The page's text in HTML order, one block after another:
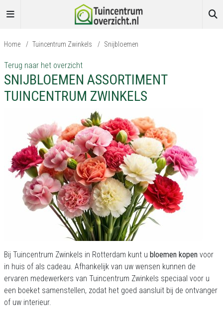
Home / Tuincentrum Zwinkels / Snijbloemen
Terug naar het overzicht
SNIJBLOEMEN ASSORTIMENT
TUINCENTRUM ZWINKELS
Bij Tuincentrum Zwinkels in Rotterdam kunt u bloemen kopen voor
in huis of als cadeau. Afhankelijk van uw wensen kunnen de
ervaren medewerkers van Tuincentrum Zwinkels speciaal voor u
een boeket samenstellen, zodat het goed aansluit bij de ontvanger
of uw interieur.